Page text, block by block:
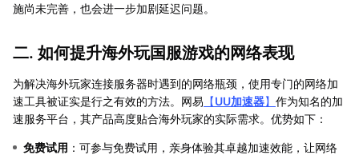
施尚未完善，也会进一步加剧延迟问题。
二. 如何提升海外玩国服游戏的网络表现
为解决海外玩家连接服务器时遇到的网络瓶颈，使用专门的网络加
速工具被证实是行之有效的方法。网易 【UU加速器】 作为知名的加
速服务平台，其产品高度贴合海外玩家的实际需求。优势如下：
免费试用 ：可参与免费试用，亲身体验其卓越加速效能，让网络